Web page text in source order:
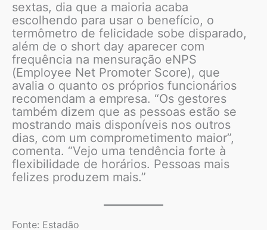
sextas, dia que a maioria acaba
escolhendo para usar o benefício, o
termômetro de felicidade sobe disparado,
além de o short day aparecer com
frequência na mensuração eNPS
(Employee Net Promoter Score), que
avalia o quanto os próprios funcionários
recomendam a empresa. “Os gestores
também dizem que as pessoas estão se
mostrando mais disponíveis nos outros
dias, com um comprometimento maior”,
comenta. “Vejo uma tendência forte à
flexibilidade de horários. Pessoas mais
felizes produzem mais.”
Fonte: Estadão